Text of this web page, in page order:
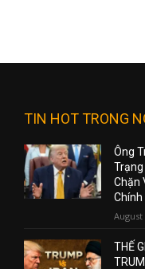
TIN HOT TRONG
Ông
Trạng
Chặn
Chính
August
THẾ